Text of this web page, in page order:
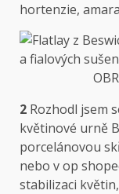
hortenzie,
2 Rozhodl jsem
květinové urně
porcelánovou
nebo v op
stabilizaci